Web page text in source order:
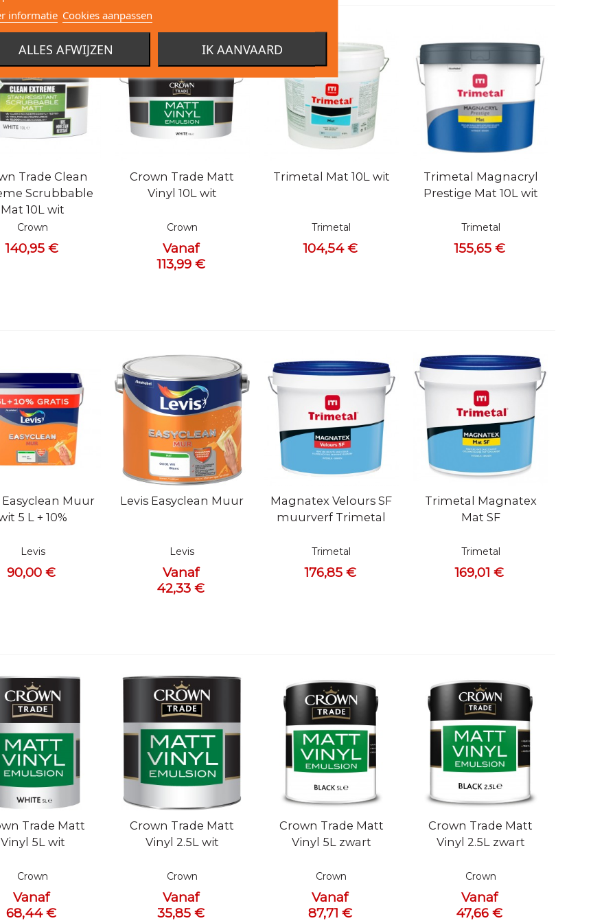
bekijken
Trade Clean
Scrubbable
Mat 10L wit
Crown
140,95 €
Snel bekijken
Crown Trade Matt
Vinyl 10L wit
Crown
Vanaf
113,99 €
Snel bekijken
Trimetal Mat 10L wit
Trimetal
104,54 €
Snel bekijken
Trimetal Magnacryl
Prestige Mat 10L wit
Trimetal
155,65 €
bekijken
Easyclean Muur
5 L + 10%
Levis
90,00 €
Snel bekijken
Levis Easyclean Muur
Levis
Vanaf
42,33 €
Snel bekijken
Magnatex Velours SF
muurverf Trimetal
Trimetal
176,85 €
Snel bekijken
Trimetal Magnatex
Mat SF
Trimetal
169,01 €
bekijken
Trade Matt
Vinyl 5L wit
Crown
Vanaf
68,44 €
Snel bekijken
Crown Trade Matt
Vinyl 2.5L wit
Crown
Vanaf
35,85 €
Snel bekijken
Crown Trade Matt
Vinyl 5L zwart
Crown
Vanaf
87,71 €
Snel bekijken
Crown Trade Matt
Vinyl 2.5L zwart
Crown
Vanaf
47,66 €
informatie Cookies aanpassen
ALLES AFWIJZEN IK AANVAARD